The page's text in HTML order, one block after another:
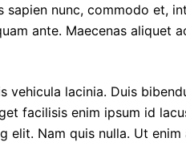
sapien nunc, commodo et,
ante. Maecenas aliquet
vehicula lacinia. Duis
facilisis enim ipsum id
elit. Nam quis nulla. Ut enim